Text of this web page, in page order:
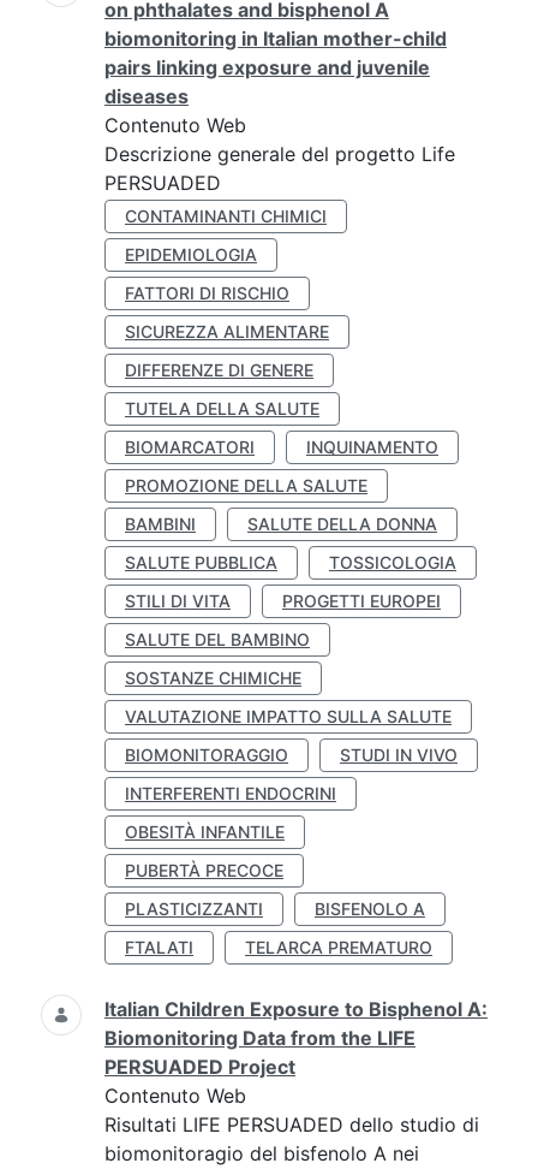
on phthalates and bisphenol A
biomonitoring in Italian mother-child
pairs linking exposure and juvenile
diseases
Contenuto Web
Descrizione generale del progetto Life
PERSUADED
CONTAMINANTI CHIMICI
EPIDEMIOLOGIA
FATTORI DI RISCHIO
SICUREZZA ALIMENTARE
DIFFERENZE DI GENERE
TUTELA DELLA SALUTE
BIOMARCATORI
INQUINAMENTO
PROMOZIONE DELLA SALUTE
BAMBINI
SALUTE DELLA DONNA
SALUTE PUBBLICA
TOSSICOLOGIA
STILI DI VITA
PROGETTI EUROPEI
SALUTE DEL BAMBINO
SOSTANZE CHIMICHE
VALUTAZIONE IMPATTO SULLA SALUTE
BIOMONITORAGGIO
STUDI IN VIVO
INTERFERENTI ENDOCRINI
OBESITÀ INFANTILE
PUBERTÀ PRECOCE
PLASTICIZZANTI
BISFENOLO A
FTALATI
TELARCA PREMATURO
Italian Children Exposure to Bisphenol A:
Biomonitoring Data from the LIFE
PERSUADED Project
Contenuto Web
Risultati LIFE PERSUADED dello studio di
biomonitoragio del bisfenolo A nei